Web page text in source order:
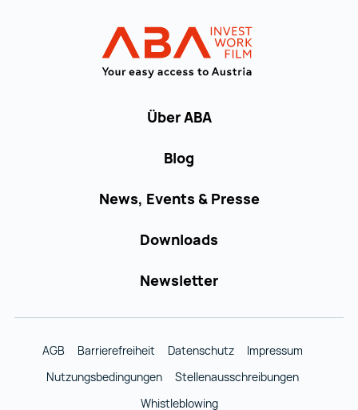
Über ABA
Blog
News, Events & Presse
Downloads
Newsletter
AGB Barrierefreiheit Datenschutz
Impressum
Nutzungsbedingungen
Stellenausschreibungen
Whistleblowing